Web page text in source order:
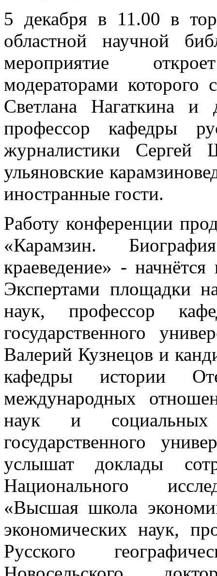
5 декабря в 11.00 в
областной научной
мероприятие
модераторами которого
Светлана Нагаткина и
профессор кафедры
журналистики
ульяновские
иностранные гости.
Работу конференции
«Карамзин.
краеведение» -
Экспертами площадки
наук, профессор
государственного
Валерий Кузнецов и
кафедры истории
международных
наук и социальных
государственного
услышат доклады
Национального
«Высшая школа
экономических наук,
Русского